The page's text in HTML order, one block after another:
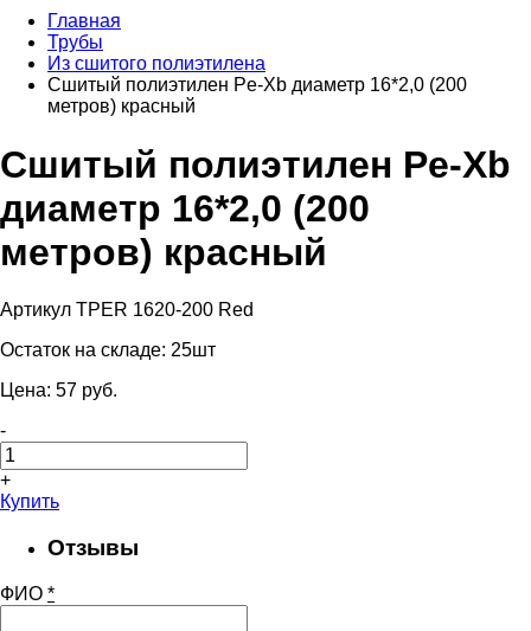
Главная
Трубы
Из сшитого полиэтилена
Сшитый полиэтилен Pe-Xb диаметр 16*2,0 (200
метров) красный
Сшитый полиэтилен Pe-Xb
диаметр 16*2,0 (200
метров) красный
Артикул TPER 1620-200 Red
Остаток на складе: 25шт
Цена: 57 pуб.
-
+
Купить
Отзывы
ФИО *